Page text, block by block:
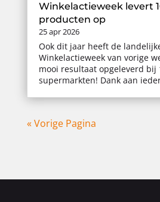
Winkelactieweek levert
producten op
25 apr 2026
Ook dit jaar heeft de
Winkelactieweek van vorige
mooi resultaat opgeleverd bij
supermarkten! Dank aan
« Vorige Pagina